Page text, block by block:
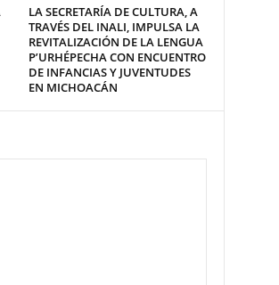
LA SECRETARÍA DE CULTURA, A
TRAVÉS DEL INALI, IMPULSA LA
REVITALIZACIÓN DE LA LENGUA
P’URHÉPECHA CON ENCUENTRO
DE INFANCIAS Y JUVENTUDES
EN MICHOACÁN